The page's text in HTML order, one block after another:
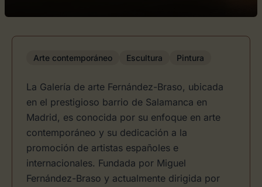
Arte contemporáneo Escultura Pintura
La Galería de arte Fernández-Braso, ubicada
en el prestigioso barrio de Salamanca en
Madrid, es conocida por su enfoque en arte
contemporáneo y su dedicación a la
promoción de artistas españoles e
internacionales. Fundada por Miguel
Fernández-Braso y actualmente dirigida por